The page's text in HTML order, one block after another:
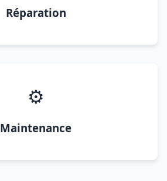
Réparation
⚙️
Maintenance